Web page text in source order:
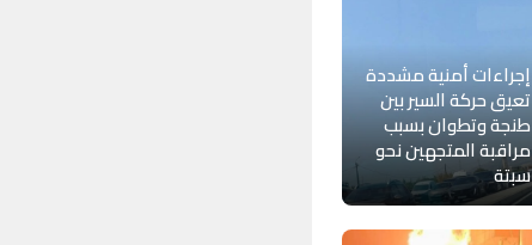
إجراءات أمنية مشددة
تعيق حركة السير بين
طنجة وتطوان بسبب
مراقبة المتجهين نحو
سبتة